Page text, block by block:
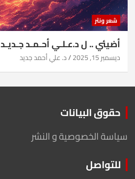
شعر ونثر
أضيئي .. ل د.عـلـي أحـمـد جـديـد
ديسمبر 15, 2025 د. علي أحمد جديد
حقوق البيانات
سياسة الخصوصية و النشر
للتواصل